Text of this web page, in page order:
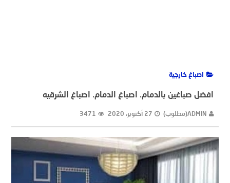
اصباغ خارجية
افضل صباغين بالدمام. اصباغ الدمام. اصباغ الشرقيه
ADMIN(مطلوب) 27 أكتوبر، 2020 3471